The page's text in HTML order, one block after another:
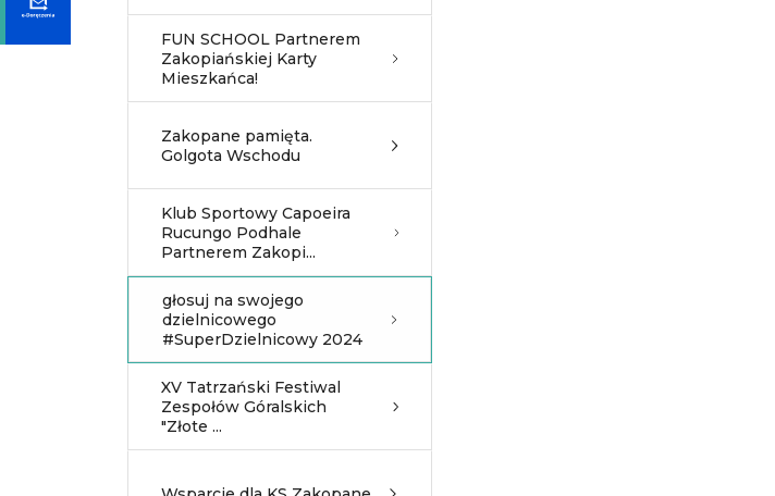
FUN SCHOOL Partnerem
Zakopiańskiej Karty
Mieszkańca!
Zakopane pamięta.
Golgota Wschodu
Klub Sportowy Capoeira
Rucungo Podhale
Partnerem Zakopi...
głosuj na swojego
dzielnicowego
#SuperDzielnicowy 2024
XV Tatrzański Festiwal
Zespołów Góralskich
"Złote ...